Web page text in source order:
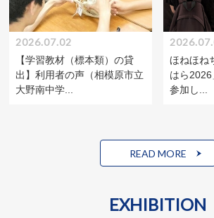
2026.07.02
【学習教材（標本類）の貸
出】利用者の声（相模原市立
大野南中学...
ほねほね
はら
参加し...
READ MORE
EXHIBITION